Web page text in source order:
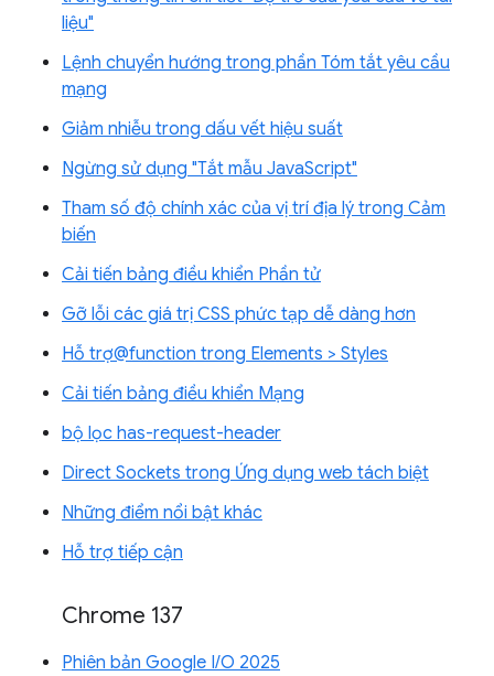
liệu"
Lệnh chuyển hướng trong phần Tóm tắt yêu cầu
mạng
Giảm nhiễu trong dấu vết hiệu suất
Ngừng sử dụng "Tắt mẫu JavaScript"
Tham số độ chính xác của vị trí địa lý trong Cảm
biến
Cải tiến bảng điều khiển Phần tử
Gỡ lỗi các giá trị CSS phức tạp dễ dàng hơn
Hỗ trợ@function trong Elements > Styles
Cải tiến bảng điều khiển Mạng
bộ lọc has-request-header
Direct Sockets trong Ứng dụng web tách biệt
Những điểm nổi bật khác
Hỗ trợ tiếp cận
Chrome 137
Phiên bản Google I/O 2025